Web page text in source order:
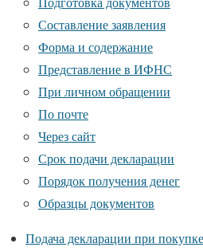
Составление заявления
Форма и содержание
Представление в ИФНС
При личном обращении
По почте
Через сайт
Срок подачи декларации
Порядок получения денег
Образцы документов
Подача декларации при